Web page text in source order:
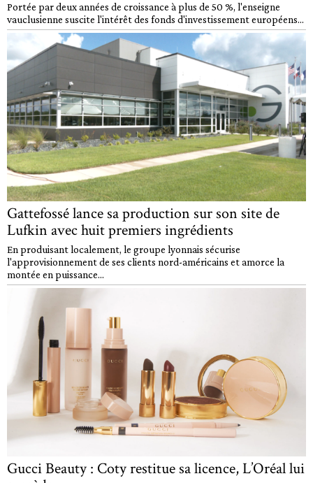
Portée par deux années de croissance à plus de 50 %, l'enseigne
vauclusienne suscite l'intérêt des fonds d'investissement européens...
Gattefossé lance sa production sur son site de
Lufkin avec huit premiers ingrédients
En produisant localement, le groupe lyonnais sécurise
l'approvisionnement de ses clients nord-américains et amorce la
montée en puissance...
Gucci Beauty : Coty restitue sa licence, L’Oréal lui